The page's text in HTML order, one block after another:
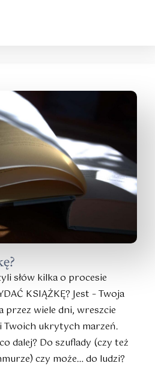
słów kilka o procesie
KSIĄŻKĘ? Jest – Twoja
przez wiele dni, wreszcie
Twoich ukrytych marzeń.
dalej? Do szuflady (czy też
czy może… do ludzi?